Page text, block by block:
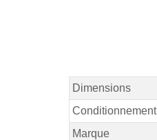
Dimensions
Conditionnement
Marque